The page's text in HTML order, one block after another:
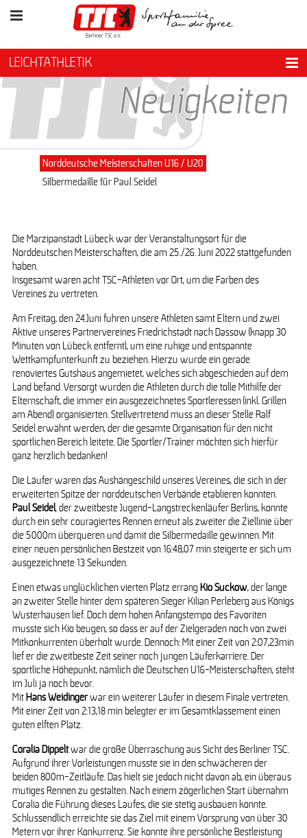
LEICHTATHLETIK
Norddeutsche Meisterschaften U16 / U20
Silbermedaille für Paul Seidel
Die Marzipanstadt Lübeck war der Veranstaltungsort für die
Norddeutschen Meisterschaften, die am 25./26. Juni 2022 stattgefunden
haben.
Insgesamt waren acht TSC-Athleten vor Ort, um die Farben des
Vereines zu vertreten.
Am Freitag, den 24.Juni fuhren unsere Athleten samt Eltern und zwei
Aktive unseres Partnervereines Friedrichstadt nach Dassow (knapp 30
Minuten von Lübeck entfernt), um eine ruhige und entspannte
Wettkampfunterkunft zu beziehen. Hierzu wurde ein gerade
renoviertes Gutshaus angemietet, welches sich abgeschieden auf dem
Land befand. Versorgt wurden die Athleten durch die tolle Mithilfe der
Elternschaft, die immer ein ausgezeichnetes Sportleressen (inkl. Grillen
am Abend) organisierten. Stellvertretend muss an dieser Stelle Ralf
Seidel erwähnt werden, der die gesamte Organisation für den nicht
sportlichen Bereich leitete. Die Sportler/Trainer möchten sich hierfür
ganz herzlich bedanken!
Die Läufer waren das Aushängeschild unseres Vereines, die sich in der
erweiterten Spitze der norddeutschen Verbände etablieren konnten.
Paul Seidel, der zweitbeste Jugend-Langstreckenläufer Berlins, konnte
durch ein sehr couragiertes Rennen erneut als zweiter die Ziellinie über
die 5000m überqueren und damit die Silbermedaille gewinnen. Mit
einer neuen persönlichen Bestzeit von 16:48,07 min steigerte er sich um
ausgezeichnete 13 Sekunden.
Einen etwas unglücklichen vierten Platz errang Kio Suckow, der lange
an zweiter Stelle hinter dem späteren Sieger Kilian Perleberg aus Königs
Wusterhausen lief. Doch dem hohen Anfangstempo des Favoriten
musste sich Kio beugen, so dass er auf der Zielgeraden noch von zwei
Mitkonkurrenten überholt wurde. Dennoch: Mit einer Zeit von 2:07,23min
lief er die zweitbeste Zeit seiner noch jungen Läuferkarriere. Der
sportliche Höhepunkt, nämlich die Deutschen U16-Meisterschaften, steht
im Juli ja noch bevor.
Mit Hans Weidingerwar ein weiterer Läufer in diesem Finale vertreten.
Mit einer Zeit von 2:13,18 min belegter er im Gesamtklassement einen
guten elften Platz.
Coralia Dippeltwar die große Überraschung aus Sicht des Berliner TSC.
Aufgrund ihrer Vorleistungen musste sie in den schwächeren der
beiden 800m-Zeitläufe. Das hielt sie jedoch nicht davon ab, ein überaus
mutiges Rennen zu gestalten. Nach einem zögerlichen Start übernahm
Coralia die Führung dieses Laufes, die sie stetig ausbauen konnte.
Schlussendlich erreichte sie das Ziel mit einem Vorsprung von über 30
Metern vor ihrer Konkurrenz. Sie konnte ihre persönliche Bestleistung